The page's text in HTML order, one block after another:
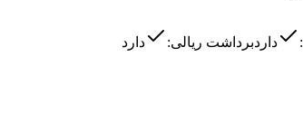
داردبرداشت ریالی:
دارد